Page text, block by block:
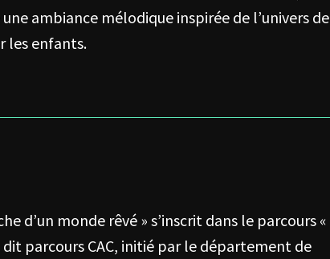
ambiance mélodique inspirée de l’univers de
les enfants.
d’un monde rêvé » s’inscrit dans le parcours «
parcours CAC, initié par le département de